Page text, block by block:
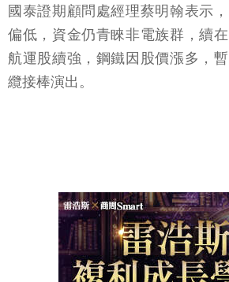
國泰證期顧問處經理蔡明翰表示
偏低，資金仍青睞非電族群，續
航運股續強，鋼鐵因股價漲多，
纜接棒演出。